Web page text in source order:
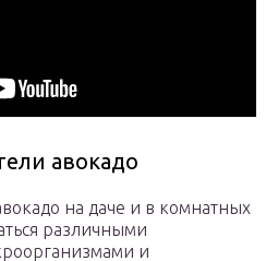
авокадо
на даче и в комнатных
различными
и